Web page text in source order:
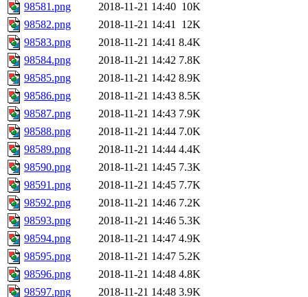
98581.png
2018-11-21 14:40 10K
98582.png
2018-11-21 14:41 12K
98583.png
2018-11-21 14:41 8.4K
98584.png
2018-11-21 14:42 7.8K
98585.png
2018-11-21 14:42 8.9K
98586.png
2018-11-21 14:43 8.5K
98587.png
2018-11-21 14:43 7.9K
98588.png
2018-11-21 14:44 7.0K
98589.png
2018-11-21 14:44 4.4K
98590.png
2018-11-21 14:45 7.3K
98591.png
2018-11-21 14:45 7.7K
98592.png
2018-11-21 14:46 7.2K
98593.png
2018-11-21 14:46 5.3K
98594.png
2018-11-21 14:47 4.9K
98595.png
2018-11-21 14:47 5.2K
98596.png
2018-11-21 14:48 4.8K
98597.png
2018-11-21 14:48 3.9K